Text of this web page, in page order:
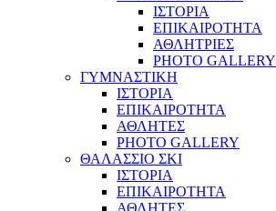
ΙΣΤΟΡΙΑ
ΕΠΙΚΑΙΡΟΤΗΤΑ
ΑΘΛΗΤΡΙΕΣ
PHOTO GALLERY
ΓΥΜΝΑΣΤΙΚΗ
ΙΣΤΟΡΙΑ
ΕΠΙΚΑΙΡΟΤΗΤΑ
ΑΘΛΗΤΕΣ
PHOTO GALLERY
ΘΑΛΑΣΣΙΟ ΣΚΙ
ΙΣΤΟΡΙΑ
ΕΠΙΚΑΙΡΟΤΗΤΑ
ΑΘΛΗΤΕΣ